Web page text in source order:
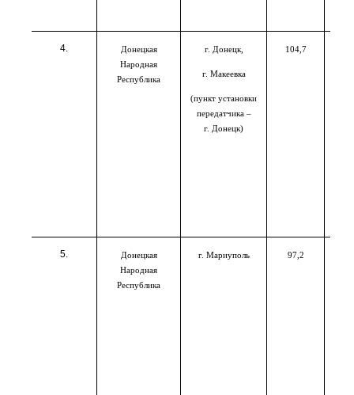
Донецкая
Народная
Республика
г. Донецк,
г. Макеевка
(пункт установки
передатчика –
г. Донецк)
104,7
Донецкая
Народная
Республика
г. Мариуполь 97,2